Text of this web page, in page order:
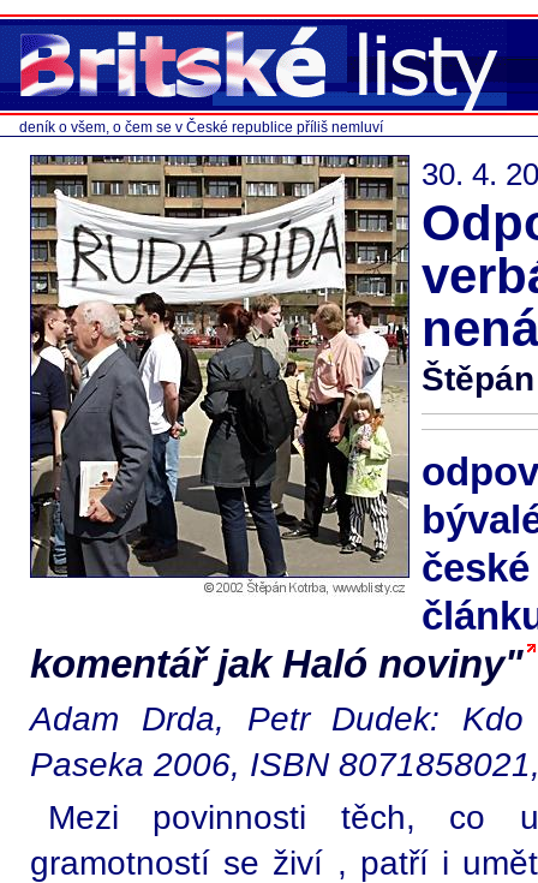
deník o všem, o čem se v České republice příliš nemluví
30. 4.
komentář jak Haló noviny"
Adam Drda, Petr Dudek:
Paseka 2006, ISBN
Mezi povinnosti těch, co
gramotností se živí , patří i